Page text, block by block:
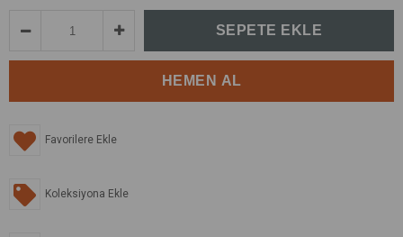
Favorilere Ekle
Koleksiyona Ekle